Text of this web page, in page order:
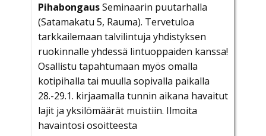
PihabongausSeminaarin puutarhalla
(Satamakatu 5, Rauma). Tervetuloa
tarkkailemaan talvilintuja yhdistyksen
ruokinnalle yhdessä lintuoppaiden kanssa!
Osallistu tapahtumaan myös omalla
kotipihalla tai muulla sopivalla paikalla
28.-29.1. kirjaamalla tunnin aikana havaitut
lajit ja yksilömäärät muistiin. Ilmoita
havaintosi osoitteesta